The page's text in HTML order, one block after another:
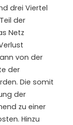
drei Viertel
der
Netz
von der
der
Die somit
der
zu einer
Hinzu